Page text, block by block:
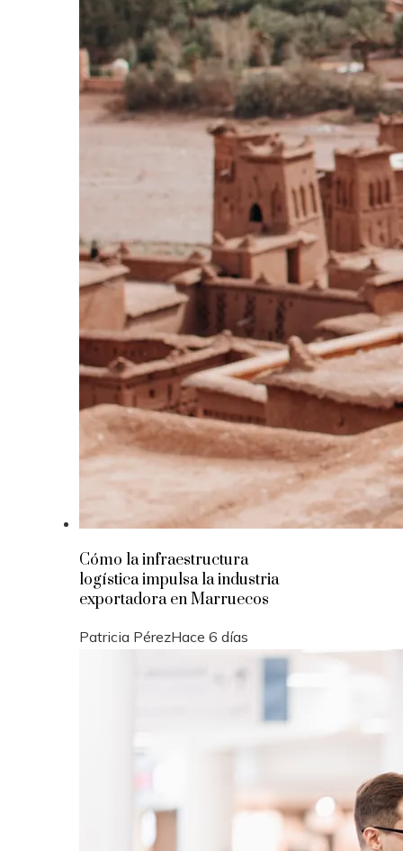
Cómo la infraestructura
logística impulsa la industria
exportadora en Marruecos
Patricia PérezHace 6 días